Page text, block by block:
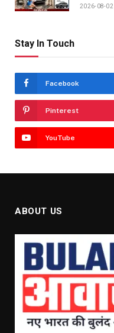
2026-08-02
Stay In Touch
Facebook
Pinterest
YouTube
ABOUT US